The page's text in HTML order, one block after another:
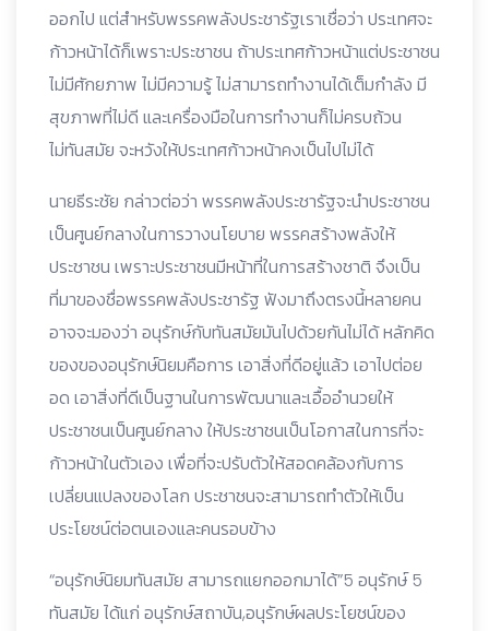
ออกไป แต่สำหรับพรรคพลังประชารัฐเราเชื่อว่า ประเทศจะ
ก้าวหน้าได้ก็เพราะประชาชน ถ้าประเทศก้าวหน้าแต่ประชาชน
ไม่มีศักยภาพ ไม่มีความรู้ ไม่สามารถทำงานได้เต็มกำลัง มี
สุขภาพที่ไม่ดี และเครื่องมือในการทำงานก็ไม่ครบถ้วน
ไม่ทันสมัย จะหวังให้ประเทศก้าวหน้าคงเป็นไปไม่ได้
นายธีระชัย กล่าวต่อว่า พรรคพลังประชารัฐจะนำประชาชน
เป็นศูนย์กลางในการวางนโยบาย พรรคสร้างพลังให้
ประชาชน เพราะประชาชนมีหน้าที่ในการสร้างชาติ จึงเป็น
ที่มาของชื่อพรรคพลังประชารัฐ ฟังมาถึงตรงนี้หลายคน
อาจจะมองว่า อนุรักษ์กับทันสมัยมันไปด้วยกันไม่ได้ หลักคิด
ของของอนุรักษ์นิยมคือการ เอาสิ่งที่ดีอยู่แล้ว เอาไปต่อย
อด เอาสิ่งที่ดีเป็นฐานในการพัฒนาและเอื้ออำนวยให้
ประชาชนเป็นศูนย์กลาง ให้ประชาชนเป็นโอกาสในการที่จะ
ก้าวหน้าในตัวเอง เพื่อที่จะปรับตัวให้สอดคล้องกับการ
เปลี่ยนแปลงของโลก ประชาชนจะสามารถทำตัวให้เป็น
ประโยชน์ต่อตนเองและคนรอบข้าง
“อนุรักษ์นิยมทันสมัย สามารถแยกออกมาได้”5 อนุรักษ์ 5
ทันสมัย ได้แก่ อนุรักษ์สถาบัน,อนุรักษ์ผลประโยชน์ของ